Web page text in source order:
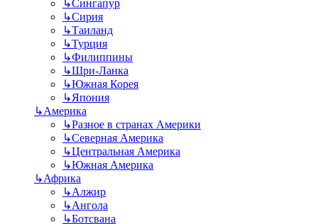
↳Сингапур
↳Сирия
↳Таиланд
↳Турция
↳Филиппины
↳Шри-Ланка
↳Южная Корея
↳Япония
↳Америка
↳Разное в странах Америки
↳Северная Америка
↳Центральная Америка
↳Южная Америка
↳Африка
↳Алжир
↳Ангола
↳Ботсвана